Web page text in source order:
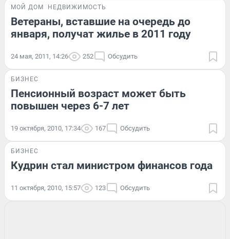
МОЙ ДОМ НЕДВИЖИМОСТЬ
Ветераны, вставшие на очередь до
января, получат жилье в 2011 году
24 мая, 2011, 14:26 252 Обсудить
БИЗНЕС
Пенсионный возраст может быть
повышен через 6-7 лет
19 октября, 2010, 17:34 167 Обсудить
БИЗНЕС
Кудрин стал министром финансов года
11 октября, 2010, 15:57 123 Обсудить